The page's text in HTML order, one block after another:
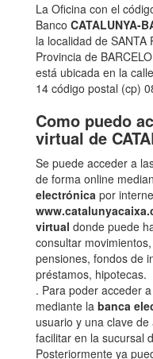
La Oficina con el
Banco CATALUNYA-
la localidad de SANTA
Provincia de
está ubicada en la
14 código postal (cp)
Como puedo
virtual de
Se puede acceder a
de forma online
electrónica por
virtual donde puede
consultar
pensiones, fondos de
préstamos, hipotecas.
. Para poder acceder
mediante la banca
usuario y una clave
facilitar en la sucursal
Posteriormente ya